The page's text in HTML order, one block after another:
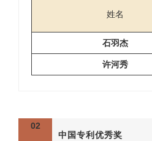
姓名
石羽杰
许河秀
02
中国专利优秀奖